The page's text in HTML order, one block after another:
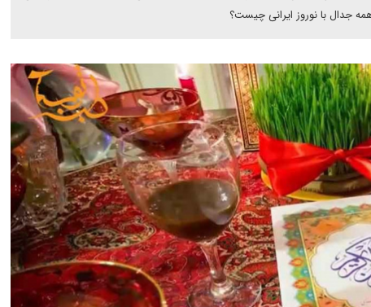
جدال با نوروز ایرانی چیست؟